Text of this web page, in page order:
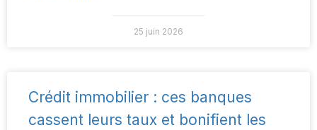
25 juin 2026
Crédit immobilier : ces banques
cassent leurs taux et bonifient les